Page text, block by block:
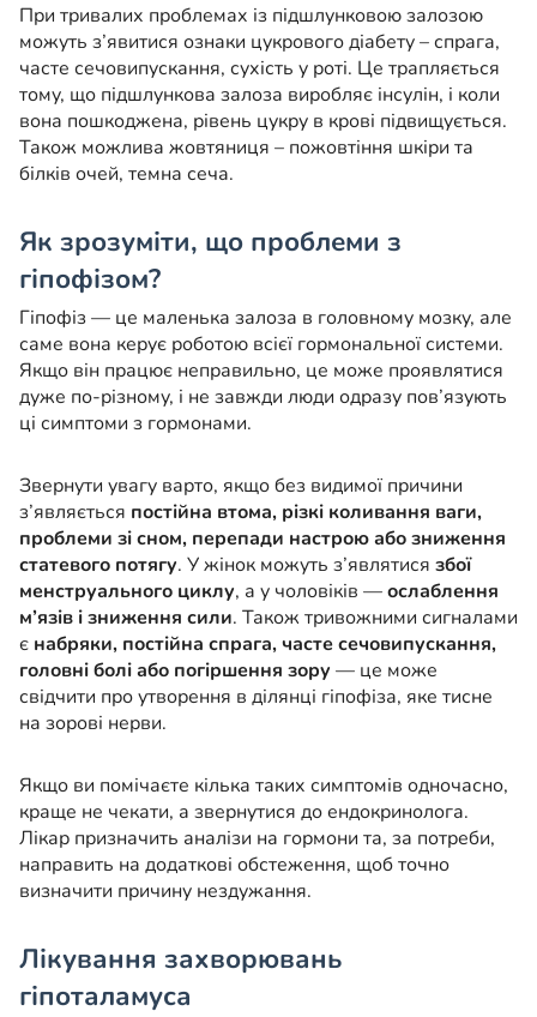
При тривалих проблемах із підшлунковою залозою
можуть з’явитися ознаки цукрового діабету – спрага,
часте сечовипускання, сухість у роті. Це трапляється
тому, що підшлункова залоза виробляє інсулін, і коли
вона пошкоджена, рівень цукру в крові підвищується.
Також можлива жовтяниця – пожовтіння шкіри та
білків очей, темна сеча.
Як зрозуміти, що проблеми з
гіпофізом?
Гіпофіз — це маленька залоза в головному мозку, але
саме вона керує роботою всієї гормональної системи.
Якщо він працює неправильно, це може проявлятися
дуже по-різному, і не завжди люди одразу пов’язують
ці симптоми з гормонами.
Звернути увагу варто, якщо без видимої причини
з’являється постійна втома, різкі коливання ваги,
проблеми зі сном, перепади настрою або зниження
статевого потягу. У жінок можуть з’являтися збої
менструального циклу, а у чоловіків —ослаблення
м’язів і зниження сили. Також тривожними сигналами
є набряки, постійна спрага, часте сечовипускання,
головні болі або погіршення зору — це може
свідчити про утворення в ділянці гіпофіза, яке тисне
на зорові нерви.
Якщо ви помічаєте кілька таких симптомів одночасно,
краще не чекати, а звернутися до ендокринолога.
Лікар призначить аналізи на гормони та, за потреби,
направить на додаткові обстеження, щоб точно
визначити причину нездужання.
Лікування захворювань
гіпоталамуса